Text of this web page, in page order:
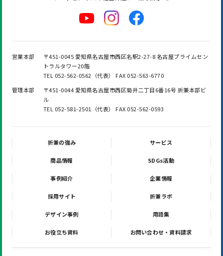
営業本部
〒451-0045 愛知県名古屋市西区名駅2-27-8 名古屋プライムセン
トラルタワー20階
TEL 052-562-0562（代表） FAX 052-563-6770
管理本部
〒451-0044 愛知県名古屋市西区菊井二丁目6番16号 折兼本部ビ
ル
TEL 052-581-2501（代表） FAX 052-562-0593
折兼の強み サービス
商品情報 SDGs活動
事例紹介 企業情報
採用サイト 折兼ラボ
デザイン事例 用語集
お役立ち資料 お問い合わせ・資料請求